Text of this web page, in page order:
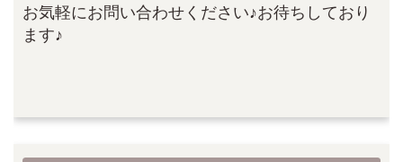
お気軽にお問い合わせください♪お待ちしており
ます♪